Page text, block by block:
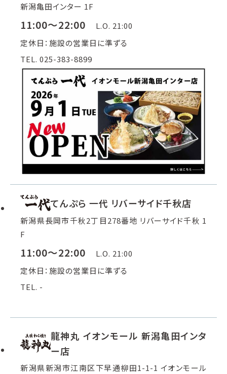
新潟亀田インター 1F
11:00～22:00
L.O. 21:00
定休日：施設の営業日に準ずる
TEL. 025-383-8899
てんぷら 一代 リバーサイド千秋店
新潟県長岡市千秋2丁目278番地 リバーサイド千秋 1
F
11:00～22:00
L.O. 21:00
定休日：施設の営業日に準ずる
TEL. -
龍神丸 イオンモール 新潟亀田インタ
ー店
新潟県新潟市江南区下早通柳田1-1-1 イオンモール